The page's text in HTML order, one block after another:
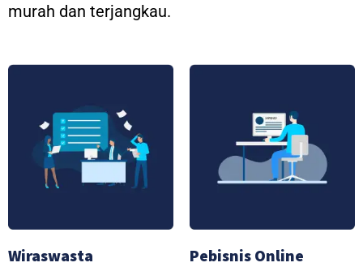
murah dan terjangkau.
Wiraswasta Pebisnis Online